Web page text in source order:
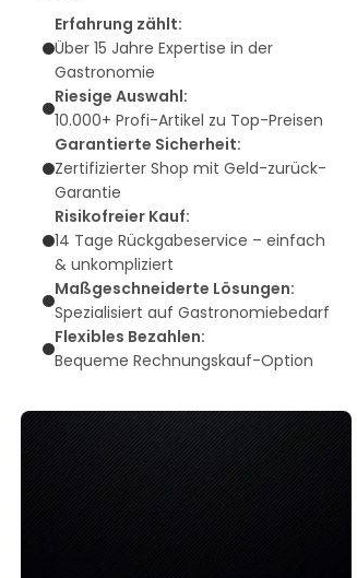
Erfahrung zählt:
Über 15 Jahre Expertise in der
Gastronomie
Riesige Auswahl:
10.000+ Profi-Artikel zu Top-Preisen
Garantierte Sicherheit:
Zertifizierter Shop mit Geld-zurück-
Garantie
Risikofreier Kauf:
14 Tage Rückgabeservice – einfach
& unkompliziert
Maßgeschneiderte Lösungen:
Spezialisiert auf Gastronomiebedarf
Flexibles Bezahlen:
Bequeme Rechnungskauf-Option